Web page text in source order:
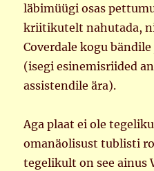
läbimüügi osas
kriitikutelt nahutada,
Coverdale kogu
(isegi esinemisriided
assistendile ära).
Aga plaat ei ole
omanäolisust tublisti
tegelikult on see ainus